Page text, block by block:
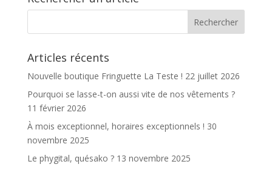
Articles récents
Nouvelle boutique Fringuette La Teste ! 22 juillet 2026
Pourquoi se lasse-t-on aussi vite de nos vêtements ?
11 février 2026
À mois exceptionnel, horaires exceptionnels ! 30
novembre 2025
Le phygital, quésako ? 13 novembre 2025